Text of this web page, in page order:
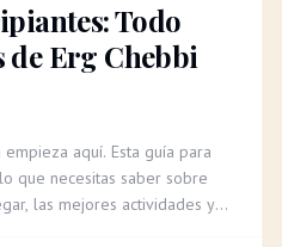
Todo
de Erg Chebbi
aquí. Esta guía para
que necesitas saber sobre
las mejores actividades y